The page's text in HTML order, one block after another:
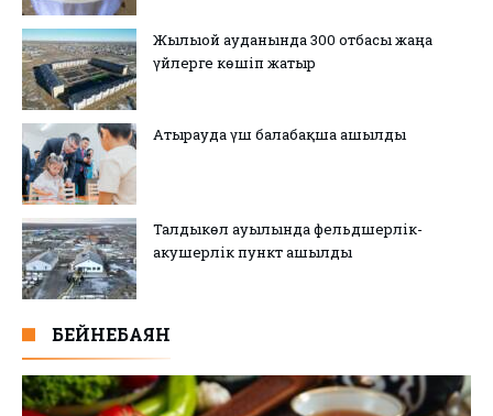
Жылыой ауданында 300 отбасы жаңа
үйлерге көшіп жатыр
Атырауда үш балабақша ашылды
Талдыкөл ауылында фельдшерлік-
акушерлік пункт ашылды
БЕЙНЕБАЯН